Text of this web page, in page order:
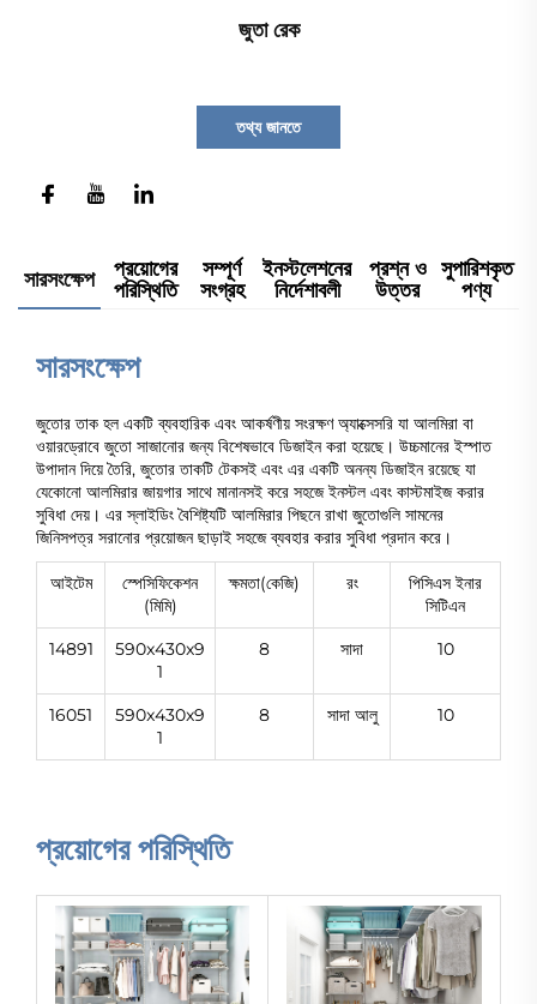
জুতা রেক
তথ্য জানতে
সারসংক্ষেপ
প্রয়োগের
পরিস্থিতি
সম্পূর্ণ
সংগ্রহ
ইনস্টলেশনের
নির্দেশাবলী
প্রশ্ন ও
উত্তর
সুপারিশকৃত
পণ্য
সারসংক্ষেপ
জুতোর তাক হল একটি ব্যবহারিক এবং আকর্ষণীয় সংরক্ষণ অ্যাক্সেসরি যা আলমিরা বা
ওয়ারড্রোবে জুতো সাজানোর জন্য বিশেষভাবে ডিজাইন করা হয়েছে। উচ্চমানের ইস্পাত
উপাদান দিয়ে তৈরি, জুতোর তাকটি টেকসই এবং এর একটি অনন্য ডিজাইন রয়েছে যা
যেকোনো আলমিরার জায়গার সাথে মানানসই করে সহজে ইনস্টল এবং কাস্টমাইজ করার
সুবিধা দেয়। এর স্লাইডিং বৈশিষ্ট্যটি আলমিরার পিছনে রাখা জুতোগুলি সামনের
জিনিসপত্র সরানোর প্রয়োজন ছাড়াই সহজে ব্যবহার করার সুবিধা প্রদান করে।
আইটেম
স্পেসিফিকেশন
(মিমি)
ক্ষমতা(কেজি) রং
পিসিএস ইনার
সিটিএন
14891
590x430x9
1
8 সাদা 10
16051
590x430x9
1
8 সাদা আলু 10
প্রয়োগের পরিস্থিতি